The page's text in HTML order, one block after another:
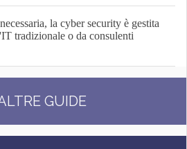
la cyber security è gestita
tradizionale o da consulenti
GUIDE